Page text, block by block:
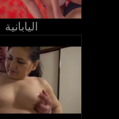
اليابانية